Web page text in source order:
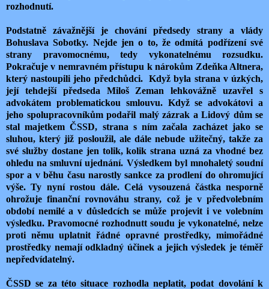
rozhodnutí.
Podstatně závažnější je chování předsedy strany a vlády
Bohuslava Sobotky. Nejde jen o to, že odmítá podřízení své
strany pravomocnému, tedy vykonatelnému rozsudku.
Pokračuje v nemravném přístupu k nárokům Zdeňka Altnera,
který nastoupili jeho předchůdci. Když byla strana v úzkých,
její tehdejší předseda Miloš Zeman lehkovážně uzavřel s
advokátem problematickou smlouvu. Když se advokátovi a
jeho spolupracovníkům podařil malý zázrak a Lidový dům se
stal majetkem ČSSD, strana s ním začala zacházet jako se
sluhou, který již posloužil, ale dále nebude užitečný, takže za
své služby dostane jen tolik, kolik strana uzná za vhodné bez
ohledu na smluvní ujednání. Výsledkem byl mnohaletý soudní
spor a v běhu času narostly sankce za prodlení do ohromující
výše. Ty nyní rostou dále. Celá vysouzená částka nesporně
ohrožuje finanční rovnováhu strany, což je v předvolebním
období nemilé a v důsledcích se může projevit i ve volebním
výsledku. Pravomocné rozhodnutt soudu je vykonatelné, nelze
proti němu uplatnit řádné opravné prostředky, mimořádné
prostředky nemají odkladný účinek a jejich výsledek je téměř
nepředvídatelný.
ČSSD se za této situace rozhodla neplatit, podat dovolání k